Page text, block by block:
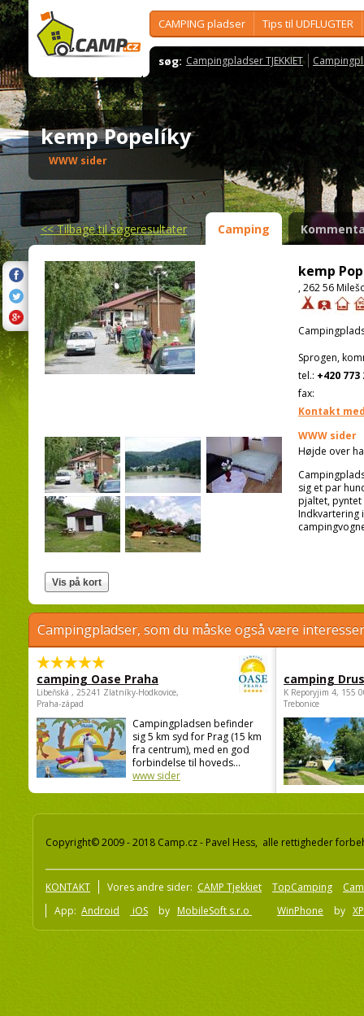
CAMPING pladser Tips til UDFLUGTER
søg: Campingpladser TJEKKIET
kemp Popelíky
WWW sider
<<Tilbage til søgeresultater Camping
kemp
, 262 56
Sprogen,
tel.: +420 773
fax:
Kontakt
WWW sider
Højde over
sig et par
pjaltet, pyntet
Indkvartering
Campingpladser, som du måske også være
camping Oase Praha
Libeňská , 25241 Zlatníky-Hodkovice,
Praha-západ
Campingpladsen befinder
sig 5 km syd for Prag (15 km
fra centrum), med en god
forbindelse til hoveds...
www sider
camping
K Reporyjim 4, 155
Trebonice
Copyright© 2009 - 2018 Camp.cz - Pavel Hess, alle rettigheder
KONTAKT Vores andre sider: CAMP Tjekkiet TopCamping
App: Android iOS by MobileSoft s.r.o WinPhone by